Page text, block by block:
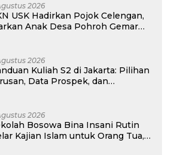
2026
USK Hadirkan Pojok Celengan,
Anak Desa Pohroh Gemar
2026
Kuliah S2 di Jakarta: Pilihan
Data Prospek, dan
2026
Bosowa Bina Insani Rutin
Kajian Islam untuk Orang Tua,